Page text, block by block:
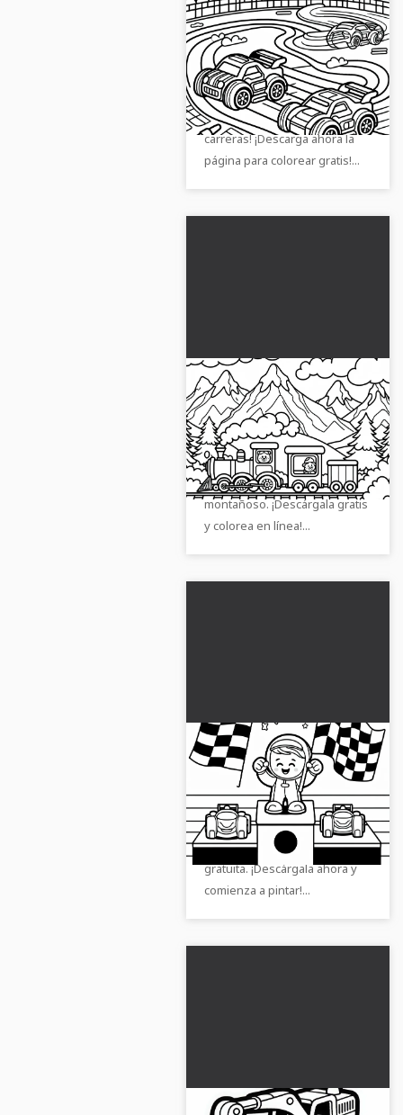
Los coches de juguete
organizan carreras en
la pista de carreras -
Dibujo para colorear
gratis
¡Vive emocionantes carreras
con autos de juguete en
nuestra colorida pista de
carreras! ¡Descarga ahora la
página para colorear gratis!...
Tren de juguete pasa
por un paisaje
montañoso – Dibujos
para colorear gratuitos
para descargar
Consigue esta imagen para
colorear con un tren de
juguete en un paisaje
montañoso. ¡Descárgala gratis
y colorea en línea!...
Descargar gratis dibujo
para colorear de coche
de carrera
Diseña tu propio coche de
carreras de juguete con
nuestra hoja para colorear
gratuita. ¡Descárgala ahora y
comienza a pintar!...